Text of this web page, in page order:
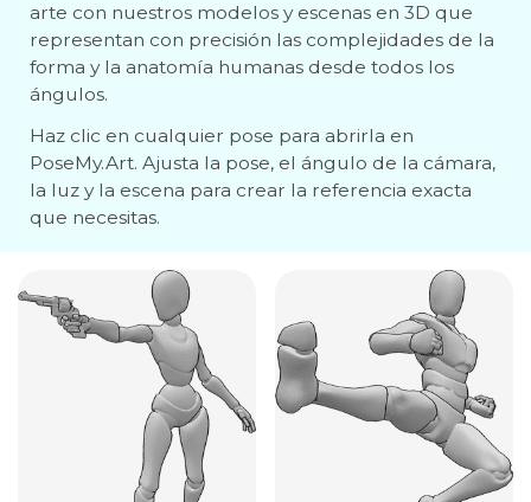
arte con nuestros modelos y escenas en 3D que
representan con precisión las complejidades de la
forma y la anatomía humanas desde todos los
ángulos.
Haz clic en cualquier pose para abrirla en
PoseMy.Art. Ajusta la pose, el ángulo de la cámara,
la luz y la escena para crear la referencia exacta
que necesitas.